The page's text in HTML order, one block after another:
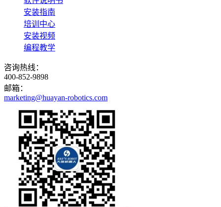
安装指南
培训中心
安装视频
编程教学
咨询热线：
400-852-9898
邮箱：
marketing@huayan-robotics.com